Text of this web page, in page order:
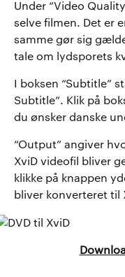
Under “Video
selve filmen. Det er
samme gør sig
tale om lydsporets
I boksen “Subtitle”
Subtitle”. Klik på
du ønsker danske
“Output” angiver
XviD videofil bliver
klikke på knappen
bliver konverteret til